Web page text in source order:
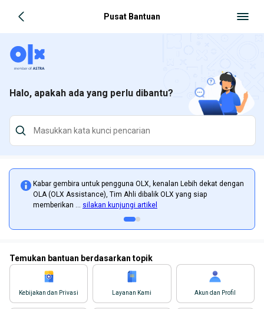
Pusat Bantuan
Halo, apakah ada yang perlu dibantu?
Kabar gembira untuk pengguna OLX, kenalan Lebih dekat dengan
OLA (OLX Assistance), Tim Ahli dibalik OLX yang siap
memberikan ... silakan kunjungi artikel
Temukan bantuan berdasarkan topik
Kebijakan dan Privasi Layanan Kami Akun dan Profil